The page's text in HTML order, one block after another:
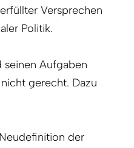
Versprechen
Politik.
seinen Aufgaben
gerecht. Dazu
der